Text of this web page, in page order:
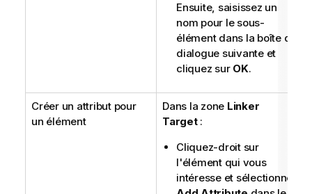
Ensuite, saisissez un
nom pour le sous-
élément dans la boîte de
dialogue suivante et
cliquez sur OK.
Créer un attribut pour
un élément
Dans la zone Linker
Target:
Cliquez-droit sur
l'élément qui vous
intéresse et sélectionnez